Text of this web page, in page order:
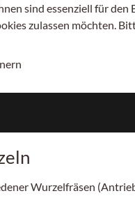
Wurzelfräsen
sind essenziell für
zulassen möchten.